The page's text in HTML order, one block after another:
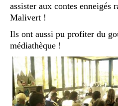
assister aux contes enneigés
Malivert !
Ils ont aussi pu profiter du
médiathèque !